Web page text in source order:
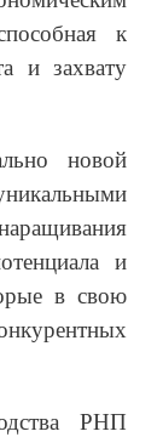
к
и захвату
новой
и
в свою
РНП